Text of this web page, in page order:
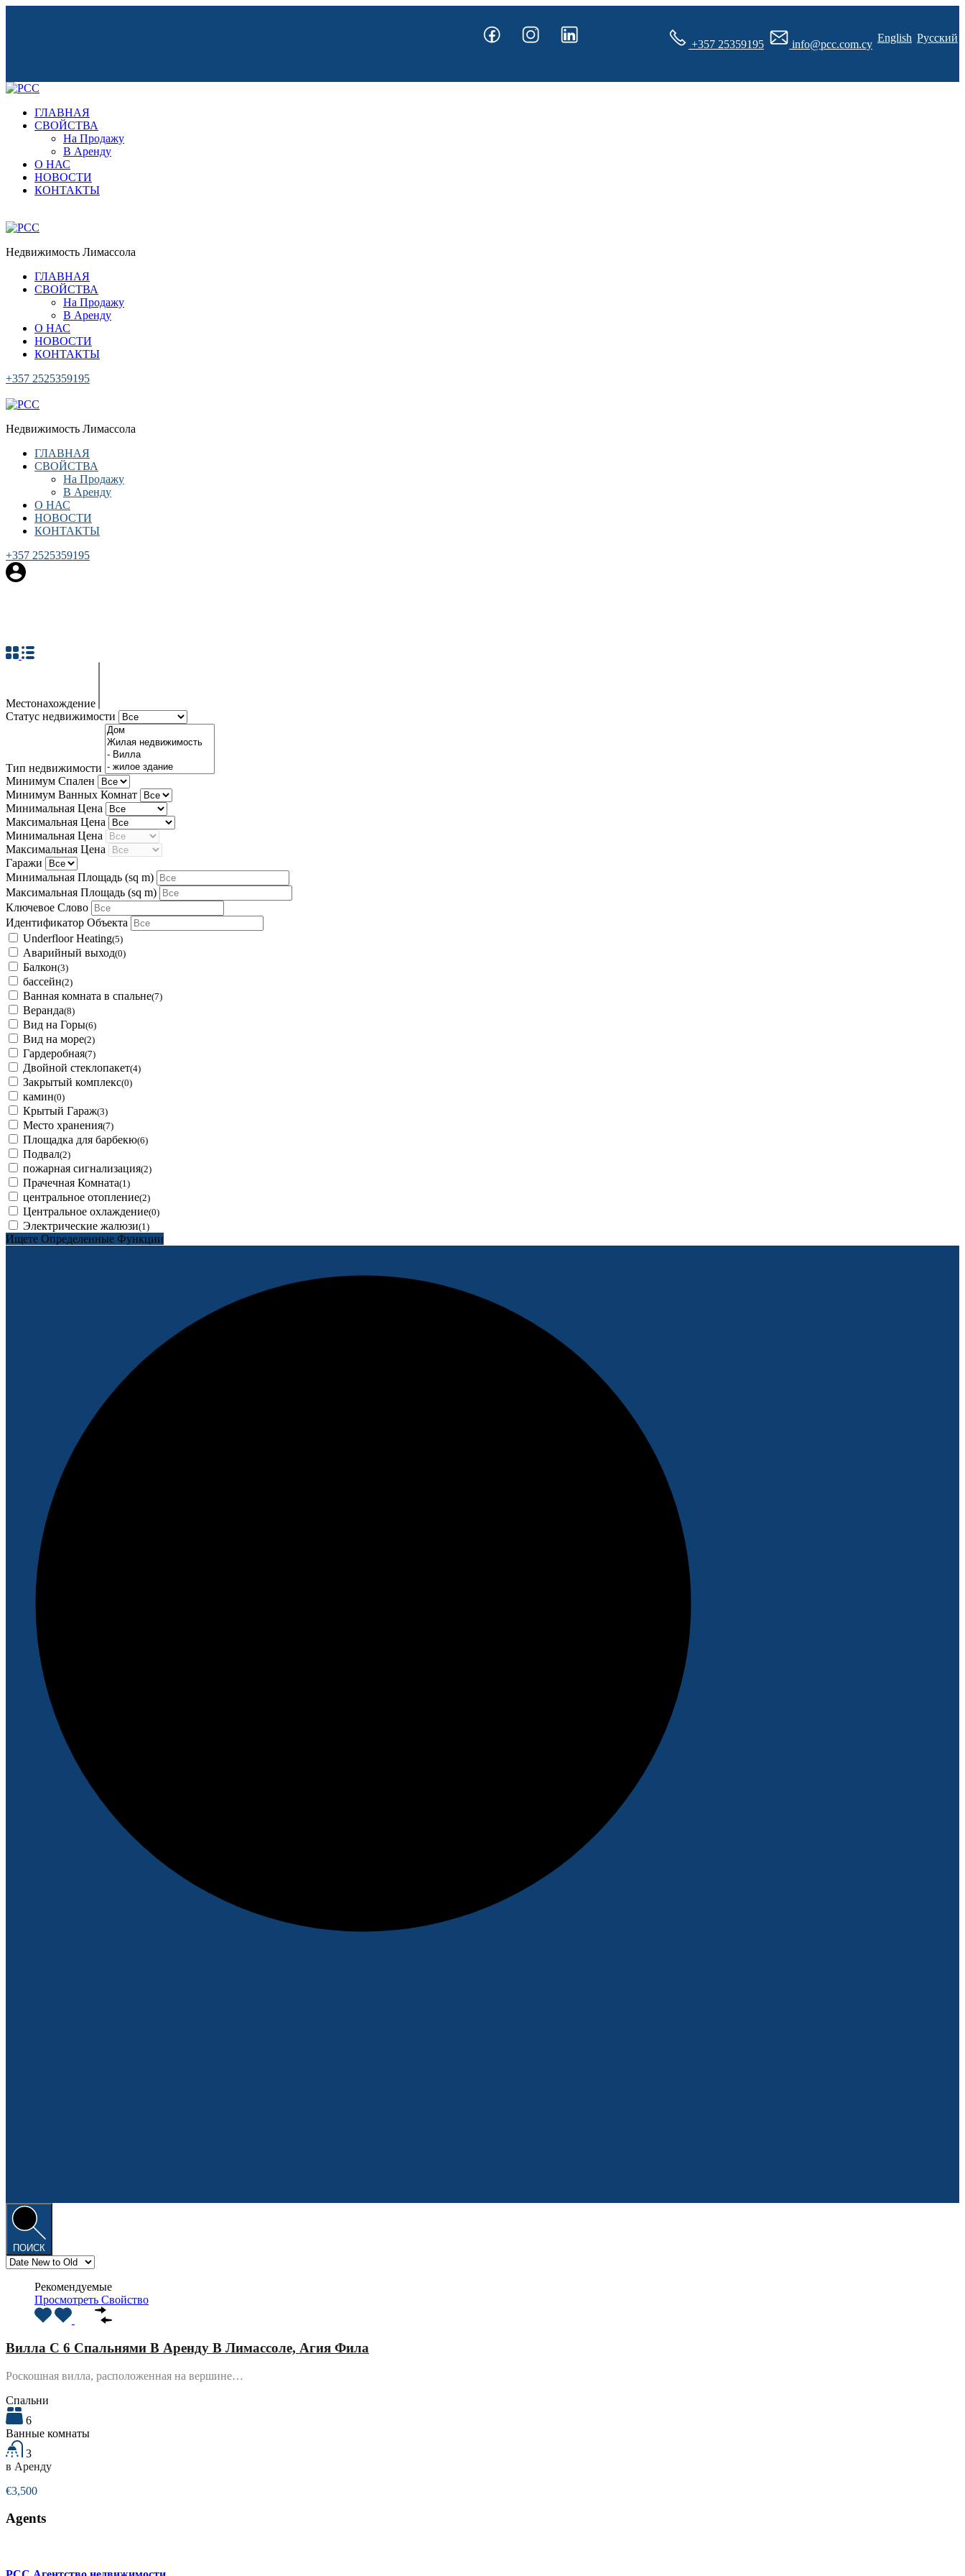
+357 25359195 info@pcc.com.cy
English Русский
ГЛАВНАЯ
СВОЙСТВА
На Продажу
В Аренду
О НАС
НОВОСТИ
КОНТАКТЫ
Недвижимость Лимассола
ГЛАВНАЯ
СВОЙСТВА
На Продажу
В Аренду
О НАС
НОВОСТИ
КОНТАКТЫ
+357 2525359195
Недвижимость Лимассола
ГЛАВНАЯ
СВОЙСТВА
На Продажу
В Аренду
О НАС
НОВОСТИ
КОНТАКТЫ
+357 2525359195
Местонахождение
Статус недвижимости
Тип недвижимости
Минимум Спален
Минимум Ванных Комнат
Минимальная Цена
Максимальная Цена
Минимальная Цена
Максимальная Цена
Гаражи
Минимальная Площадь (sq m)
Максимальная Площадь (sq m)
Ключевое Слово
Идентификатор Объекта
Underfloor Heating(5)
Аварийный выход(0)
Балкон(3)
бассейн(2)
Ванная комната в спальне(7)
Веранда(8)
Вид на Горы(6)
Вид на море(2)
Гардеробная(7)
Двойной стеклопакет(4)
Закрытый комплекс(0)
камин(0)
Крытый Гараж(3)
Место хранения(7)
Площадка для барбекю(6)
Подвал(2)
пожарная сигнализация(2)
Прачечная Комната(1)
центральное отопление(2)
Центральное охлаждение(0)
Электрические жалюзи(1)
Ищете Определенные Функции
ПОИСК
Рекомендуемые
Просмотреть Свойство
Вилла С 6 Спальнями В Аренду В Лимассоле, Агия Фила
Роскошная вилла, расположенная на вершине…
Спальни
6
Ванные комнаты
3
в Аренду
€3,500
Agents